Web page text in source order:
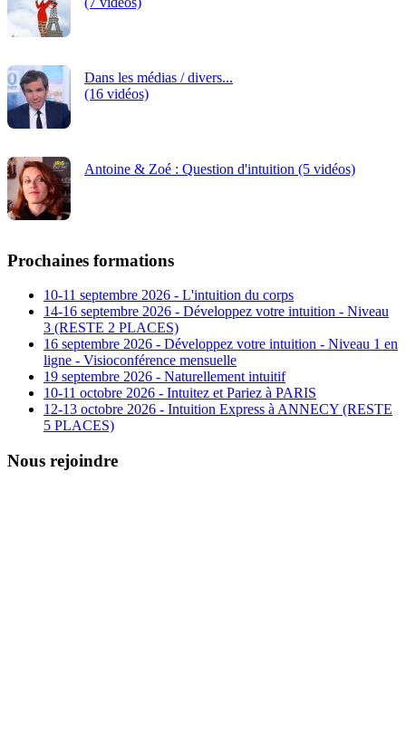
Dans les médias / divers...
(16 vidéos)
Antoine & Zoé : Question d'intuition (5 vidéos)
Prochaines formations
10-11 septembre 2026 - L'intuition du corps
14-16 septembre 2026 - Développez votre intuition - Niveau
3 (RESTE 2 PLACES)
16 septembre 2026 - Développez votre intuition - Niveau 1 en
ligne - Visioconférence mensuelle
19 septembre 2026 - Naturellement intuitif
10-11 octobre 2026 - Intuitez et Pariez à PARIS
12-13 octobre 2026 - Intuition Express à ANNECY (RESTE
5 PLACES)
Nous rejoindre